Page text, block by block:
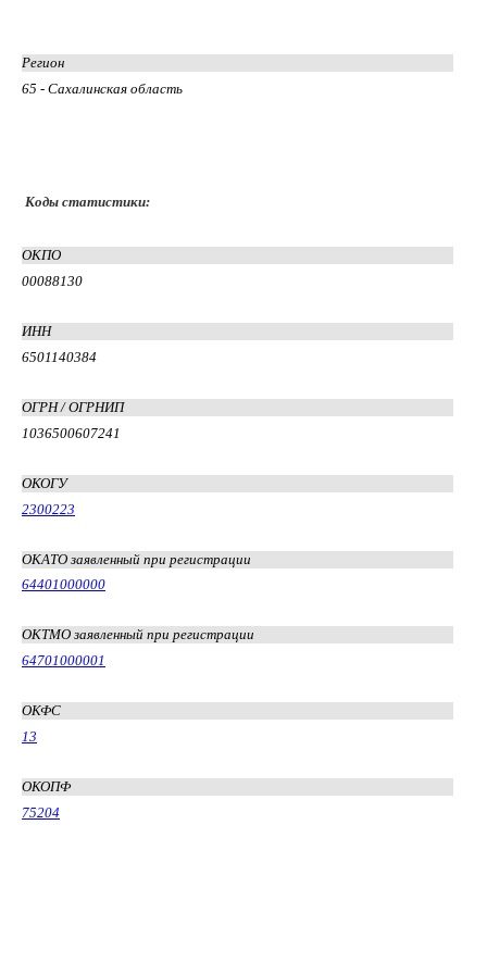
Регион
65 - Сахалинская область
Коды статистики:
ОКПО
00088130
ИНН
6501140384
ОГРН / ОГРНИП
1036500607241
ОКОГУ
2300223
ОКАТО заявленный при регистрации
64401000000
ОКТМО заявленный при регистрации
64701000001
ОКФС
13
ОКОПФ
75204